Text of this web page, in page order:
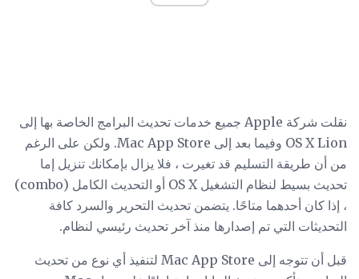
نقلت شركة Apple جميع خدمات تحديث البرامج الخاصة بها إلى
OS X Lion وفيما بعد إلى Mac App Store. ولكن على الرغم
من أن طريقة التسليم قد تغيرت ، فلا يزال بإمكانك تنزيل إما
تحديث بسيط لنظام التشغيل OS X أو التحديث الكامل (combo)
، إذا كان أحدهما متاحًا. يتضمن تحديث التحرير والسرد كافة
التحديثات التي تم إصدارها منذ آخر تحديث رئيسي لنظام.
قبل أن تتوجه إلى Mac App Store لتنفيذ أي نوع من تحديث